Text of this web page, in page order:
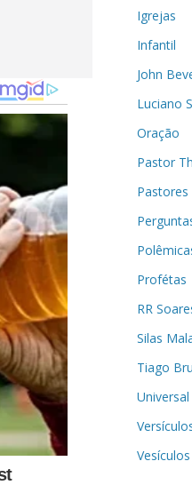
Igrejas
Infantil
John
Luciano
Oração
Pastor
Profétas
RR
Silas
Tiago
Universal
Vesículos